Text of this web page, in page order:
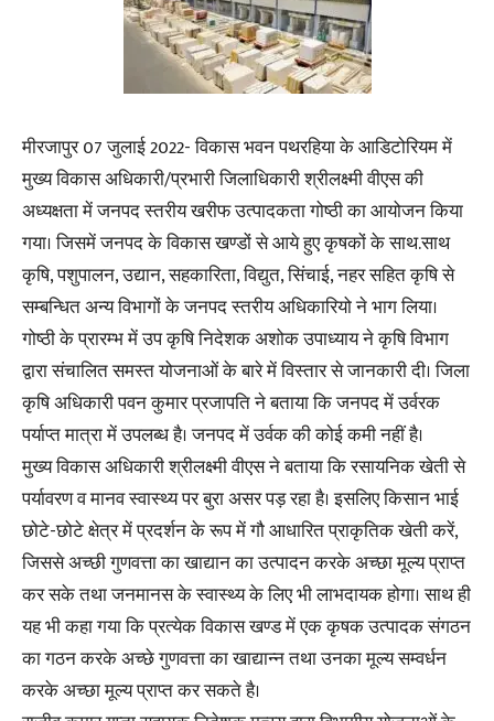
मीरजापुर 07 जुलाई 2022- विकास भवन पथरहिया के आडिटोरियम में
मुख्य विकास अधिकारी/प्रभारी जिलाधिकारी श्रीलक्ष्मी वीएस की
अध्यक्षता में जनपद स्तरीय खरीफ उत्पादकता गोष्ठी का आयोजन किया
गया। जिसमें जनपद के विकास खण्डों से आये हुए कृषकों के साथ.साथ
कृषि, पशुपालन, उद्यान, सहकारिता, विद्युत, सिंचाई, नहर सहित कृषि से
सम्बन्धित अन्य विभागों के जनपद स्तरीय अधिकारियो ने भाग लिया।
गोष्ठी के प्रारम्भ में उप कृषि निदेशक अशोक उपाध्याय ने कृषि विभाग
द्वारा संचालित समस्त योजनाओं के बारे में विस्तार से जानकारी दी। जिला
कृषि अधिकारी पवन कुमार प्रजापति ने बताया कि जनपद में उर्वरक
पर्याप्त मात्रा में उपलब्ध है। जनपद में उर्वक की कोई कमी नहीं है।
मुख्य विकास अधिकारी श्रीलक्ष्मी वीएस ने बताया कि रसायनिक खेती से
पर्यावरण व मानव स्वास्थ्य पर बुरा असर पड़ रहा है। इसलिए किसान भाई
छोटे-छोटे क्षेत्र में प्रदर्शन के रूप में गौ आधारित प्राकृतिक खेती करें,
जिससे अच्छी गुणवत्ता का खाद्यान का उत्पादन करके अच्छा मूल्य प्राप्त
कर सके तथा जनमानस के स्वास्थ्य के लिए भी लाभदायक होगा। साथ ही
यह भी कहा गया कि प्रत्येक विकास खण्ड में एक कृषक उत्पादक संगठन
का गठन करके अच्छे गुणवत्ता का खाद्यान्न तथा उनका मूल्य सम्वर्धन
करके अच्छा मूल्य प्राप्त कर सकते है।